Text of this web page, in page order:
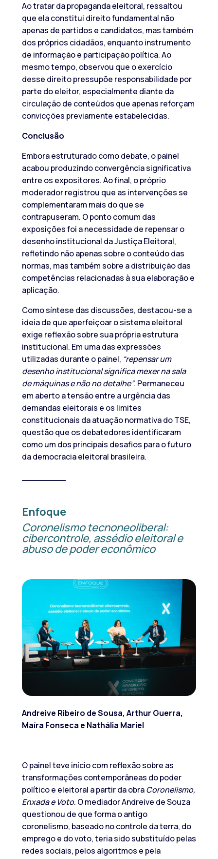
Ao tratar da propaganda eleitoral, ressaltou
que ela constitui direito fundamental não
apenas de partidos e candidatos, mas também
dos próprios cidadãos, enquanto instrumento
de informação e participação política. Ao
mesmo tempo, observou que o exercício
desse direito pressupõe responsabilidade por
parte do eleitor, especialmente diante da
circulação de conteúdos que apenas reforçam
convicções previamente estabelecidas.
Conclusão
Embora estruturado como debate, o painel
acabou produzindo convergência significativa
entre os expositores. Ao final, o próprio
moderador registrou que as intervenções se
complementaram mais do que se
contrapuseram. O ponto comum das
exposições foi a necessidade de repensar o
desenho institucional da Justiça Eleitoral,
refletindo não apenas sobre o conteúdo das
normas, mas também sobre a distribuição das
competências relacionadas à sua elaboração e
aplicação.
Como síntese das discussões, destacou-se a
ideia de que aperfeiçoar o sistema eleitoral
exige reflexão sobre sua própria estrutura
institucional. Em uma das expressões
utilizadas durante o painel, “repensar um
desenho institucional significa mexer na sala
de máquinas e não no detalhe”. Permaneceu
em aberto a tensão entre a urgência das
demandas eleitorais e os limites
constitucionais da atuação normativa do TSE,
questão que os debatedores identificaram
como um dos principais desafios para o futuro
da democracia eleitoral brasileira.
______
Enfoque
Coronelismo tecnoneoliberal:
cibercontrole, assédio eleitoral e
abuso de poder econômico
Andreive Ribeiro de Sousa, Arthur Guerra,
Maíra Fonseca e Nathália Mariel
O painel teve início com reflexão sobre as
transformações contemporâneas do poder
político e eleitoral a partir da obraCoronelismo,
Enxada e Voto. O mediador Andreive de Souza
questionou de que forma o antigo
coronelismo, baseado no controle da terra, do
emprego e do voto, teria sido substituído pelas
redes sociais, pelos algoritmos e pela